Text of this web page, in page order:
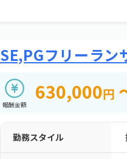
SE,PGフリーラン
報酬金額
630,000円
勤務スタイル